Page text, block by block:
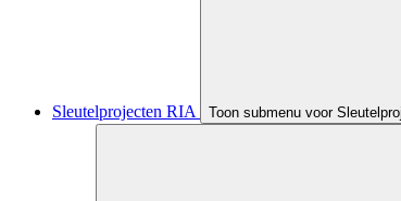
Sleutelprojecten RIA Toon submenu voor